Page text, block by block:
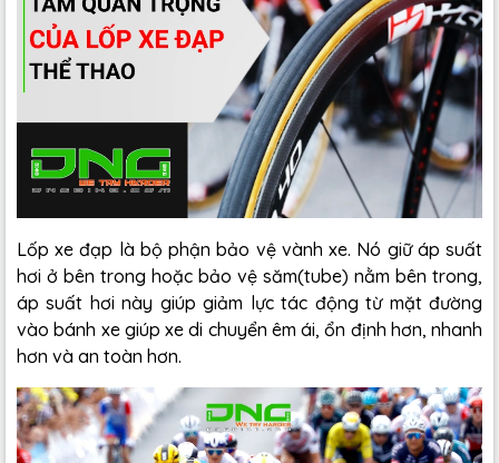
Lốp xe đạp là bộ phận bảo vệ vành xe. Nó giữ áp suất
hơi ở bên trong hoặc bảo vệ săm(tube) nằm bên trong,
áp suất hơi này giúp giảm lực tác động từ mặt đường
vào bánh xe giúp xe di chuyển êm ái, ổn định hơn, nhanh
hơn và an toàn hơn.